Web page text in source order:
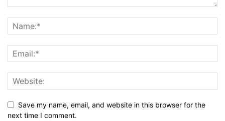
Save my name, email, and website in this browser for the
next time I comment.